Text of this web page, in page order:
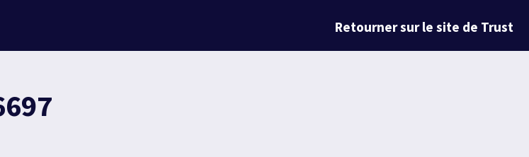
Retourner sur le site de Trust